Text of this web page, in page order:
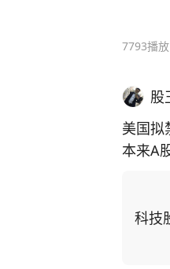
7793播放
股
美国拟
本来A
国光
的节
科技